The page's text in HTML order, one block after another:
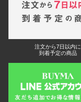
注文から7日以内に
到着予定の商品